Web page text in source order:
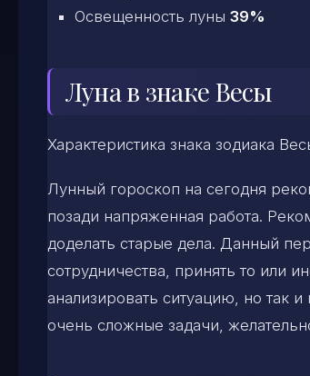
Освещенность луны 39%
Луна в знаке Весы
Характеристика знака зодиака
Лунный гороскоп на сегодня
позади напряженная работа.
доделать старые дела. Данный
сотрудничества, принять то или
анализировать ситуацию, но так
очень сложные задачи,